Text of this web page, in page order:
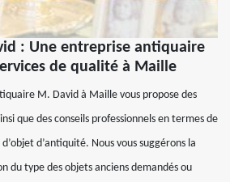
: Une entreprise antiquaire
de qualité à Maille
M. David à Maille vous propose des
que des conseils professionnels en termes de
d’antiquité. Nous vous suggérons la
du type des objets anciens demandés ou